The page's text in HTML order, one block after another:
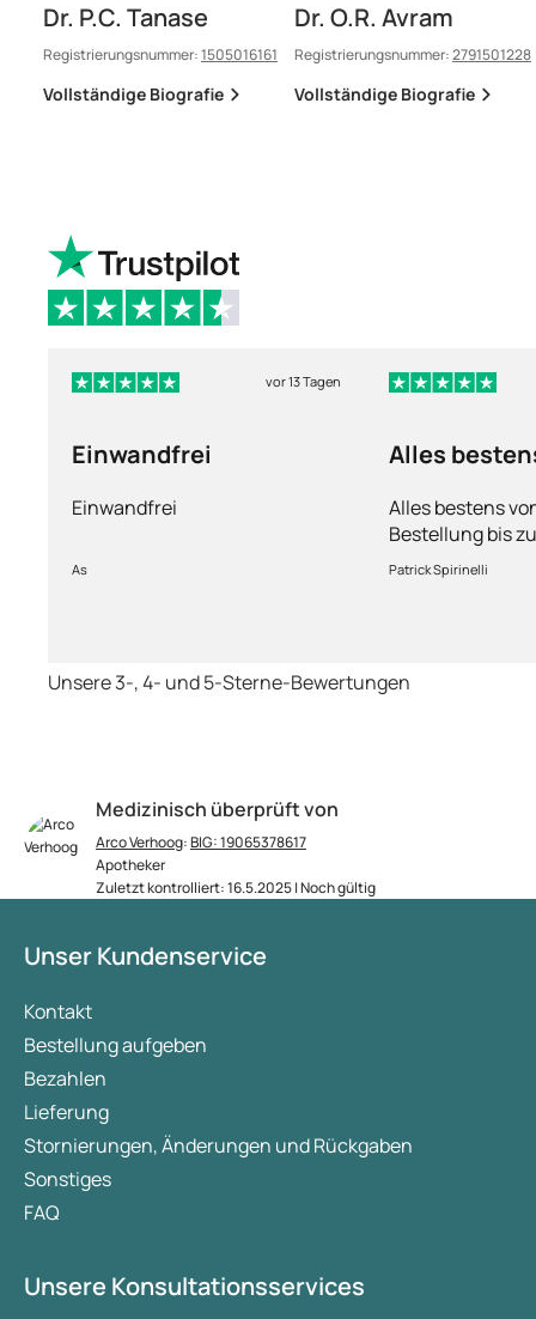
Medizinisch überprüft von
Arco Verhoog:BIG: 19065378617
Apotheker
Zuletzt kontrolliert: 16.5.2025 | Noch gültig
Dr. P.C. Tanase
Registrierungsnummer:1505016161
Vollständige Biografie
Dr. O.R. Avram
Registrierungsnummer:2791501228
Vollständige Biografie
vor 13 Tagen
Einwandfrei
Einwandfrei
As
Alles
Alles bestens
Bestellung bis
Ware sorgfältig
schnelle
Patrick Spirinelli
Unsere 3-, 4- und 5-Sterne-Bewertungen
Unser Kundenservice
Kontakt
Bestellung aufgeben
Bezahlen
Lieferung
Stornierungen, Änderungen und Rückgaben
Sonstiges
FAQ
Unsere Konsultationsservices